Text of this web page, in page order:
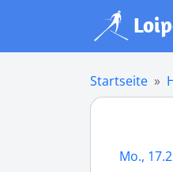
Startseite
Mo.,